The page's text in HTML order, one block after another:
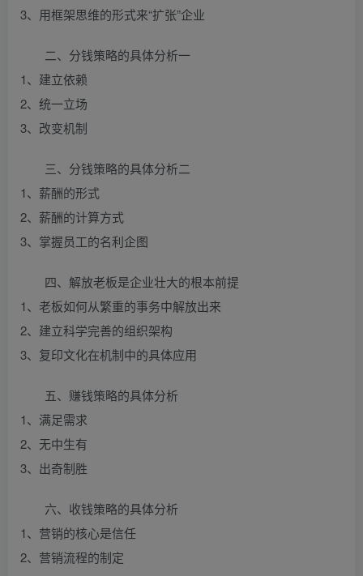
3、用框架思维的形式来“扩张”企业
二、分钱策略的具体分析一
1、建立依赖
2、统一立场
3、改变机制
三、分钱策略的具体分析二
1、薪酬的形式
2、薪酬的计算方式
3、掌握员工的名利企图
四、解放老板是企业壮大的根本前提
1、老板如何从繁重的事务中解放出来
2、建立科学完善的组织架构
3、复印文化在机制中的具体应用
五、赚钱策略的具体分析
1、满足需求
2、无中生有
3、出奇制胜
六、收钱策略的具体分析
1、营销的核心是信任
2、营销流程的制定